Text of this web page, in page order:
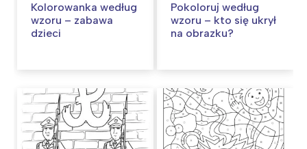
Kolorowanka według
wzoru – zabawa
dzieci
Pokoloruj według
wzoru – kto się ukrył
na obrazku?